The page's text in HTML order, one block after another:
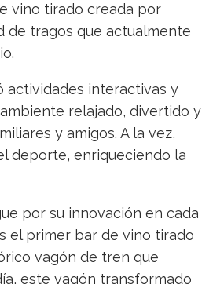
vino tirado creada por
de tragos que actualmente
actividades interactivas y
relajado, divertido y
y amigos. A la vez,
deporte, enriqueciendo la
por su innovación en cada
el primer bar de vino tirado
vagón de tren que
este vagón transformado